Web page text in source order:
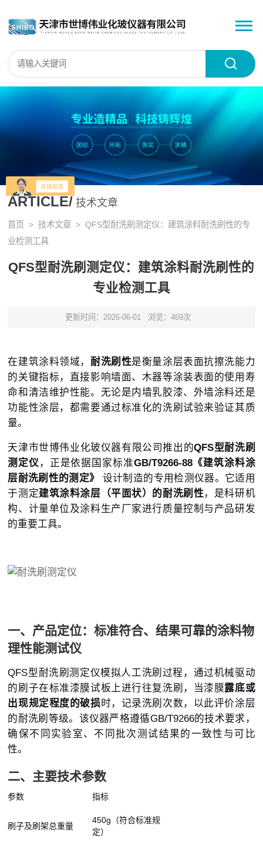
ARTICLE/ 技术文章
首页 >技术文章 > QFS型耐洗刷测定仪：建筑涂料耐洗刷性的专
业检测工具
QFS型耐洗刷测定仪：建筑涂料耐洗刷性的
专业检测工具
更新时间：2026-06-01 浏览：469次
在建筑涂料领域， 耐洗刷性是衡量涂层表面抗擦洗能力
的关键指标，直接影响墙面、木器等涂装表面的使用寿
命和清洁维护性能。无论是内墙乳胶漆、外墙涂料还是
功能性涂层，都需要通过标准化的洗刷试验来验证其质
量。
天津市世博伟业化玻仪器有限公司推出的QFS型耐洗刷
测定仪 ，正是依据国家标准GB/T9266-88《建筑涂料涂
层耐洗刷性的测定》
设计制造的专用检测仪器。它适用
于测定建筑涂料涂层（平面状）的耐洗刷性，是科研机
构、计量单位及涂料生产厂家进行质量控制与产品研发
的重要工具。
一、产品定位：标准符合、结果可靠的涂料物
理性能测试仪
QFS型耐洗刷测定仪模拟人工洗刷过程，通过机械驱动
的刷子在标准漆膜试板上进行往复洗刷，当漆膜露底或
出现规定程度的破损时，记录洗刷次数，以此评价涂层
的耐洗刷等级。该仪器严格遵循GB/T9266的技术要求，
确保不同实验室、不同批次测试结果的一致性与可比
性。
二、主要技术参数
参数 指标
刷子及刷架总重量
450g（符合标准规
定）